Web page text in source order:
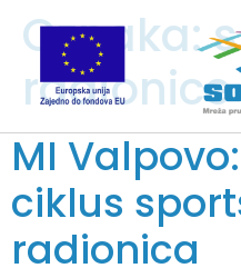
Oznaka:
radionice
MI
ciklus
radionica